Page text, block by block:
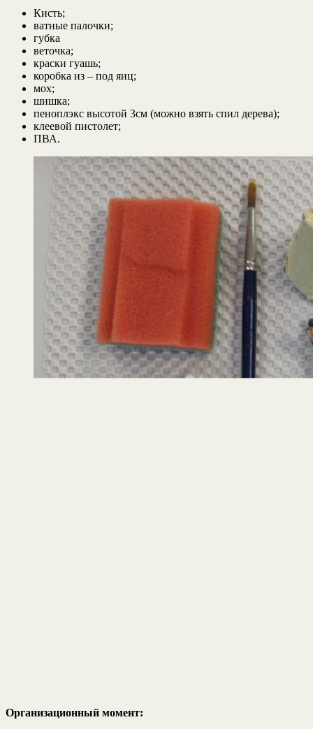
Кисть;
ватные палочки;
губка
веточка;
краски гуашь;
коробка из – под яиц;
мох;
шишка;
пеноплэкс высотой 3см (можно взять спил дерева);
клеевой пистолет;
ПВА.
Организационный момент: